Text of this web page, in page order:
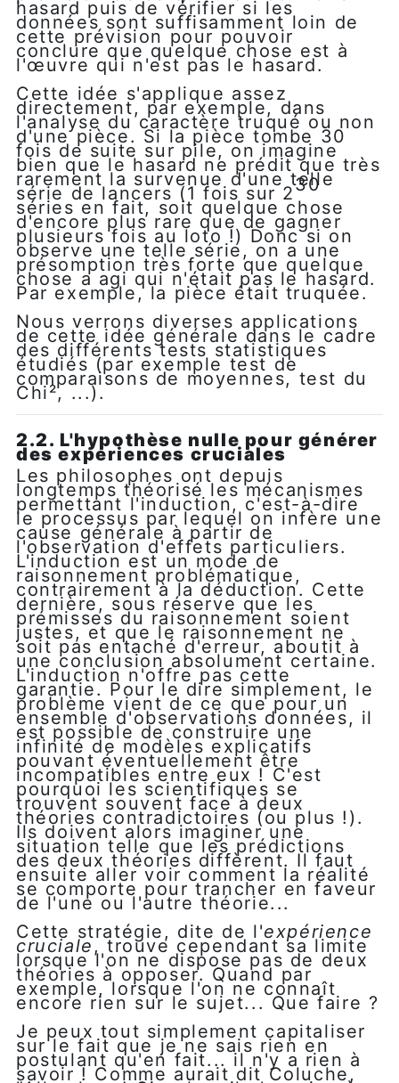
hasard puis de vérifier si les
données sont suffisamment loin de
cette prévision pour pouvoir
conclure que quelque chose est à
l'œuvre qui n'est pas le hasard.
Cette idée s'applique assez
directement, par exemple, dans
l'analyse du caractère truqué ou non
d'une pièce. Si la pièce tombe 30
fois de suite sur pile, on imagine
bien que le hasard ne prédit que très
rarement la survenue d'une telle
série de lancers (1 fois sur 230
séries en fait, soit quelque chose
d'encore plus rare que de gagner
plusieurs fois au loto !) Donc si on
observe une telle série, on a une
présomption très forte que quelque
chose a agi qui n'était pas le hasard.
Par exemple, la pièce était truquée.
Nous verrons diverses applications
de cette idée générale dans le cadre
des différents tests statistiques
étudiés (par exemple test de
comparaisons de moyennes, test du
Chi², ...).
2.2. L'hypothèse nulle pour générer
des expériences cruciales
Les philosophes ont depuis
longtemps théorisé les mécanismes
permettant l'induction, c'est-à-dire
le processus par lequel on infère une
cause générale à partir de
l'observation d'effets particuliers.
L'induction est un mode de
raisonnement problématique,
contrairement à la déduction. Cette
dernière, sous réserve que les
prémisses du raisonnement soient
justes, et que le raisonnement ne
soit pas entaché d'erreur, aboutit à
une conclusion absolument certaine.
L'induction n'offre pas cette
garantie. Pour le dire simplement, le
problème vient de ce que pour un
ensemble d'observations données, il
est possible de construire une
infinité de modèles explicatifs
pouvant éventuellement être
incompatibles entre eux ! C'est
pourquoi les scientifiques se
trouvent souvent face à deux
théories contradictoires (ou plus !).
Ils doivent alors imaginer une
situation telle que les prédictions
des deux théories diffèrent. Il faut
ensuite aller voir comment la réalité
se comporte pour trancher en faveur
de l'une ou l'autre théorie...
Cette stratégie, dite de l'expérience
cruciale, trouve cependant sa limite
lorsque l'on ne dispose pas de deux
théories à opposer. Quand par
exemple, lorsque l'on ne connaît
encore rien sur le sujet... Que faire ?
Je peux tout simplement capitaliser
sur le fait que je ne sais rien en
postulant qu'en fait... il n'y a rien à
savoir ! Comme aurait dit Coluche,